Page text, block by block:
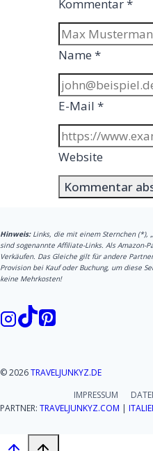
Kommentar*
Name *
E-Mail *
Website
Hinweis:Links, die mit einem Sternchen (*),
sind sogenannte Affiliate-Links. Als
Verkäufen. Das Gleiche gilt für andere
Provision bei Kauf oder Buchung, um diese
keine Mehrkosten!
© 2026TRAVELJUNKYZ.DE
IMPRESSUM
PARTNER: TRAVELJUNKYZ.COM |